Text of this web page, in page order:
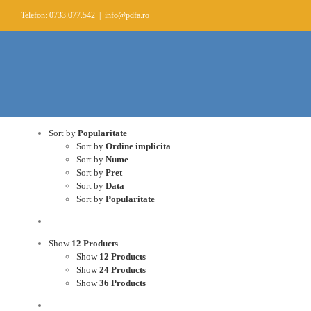
content
Telefon: 0733.077.542 info@pdfa.ro
Sort by Popularitate
Sort by Ordine implicita
Sort by Nume
Sort by Pret
Sort by Data
Sort by Popularitate
Show 12 Products
Show 12 Products
Show24 Products
Show36 Products